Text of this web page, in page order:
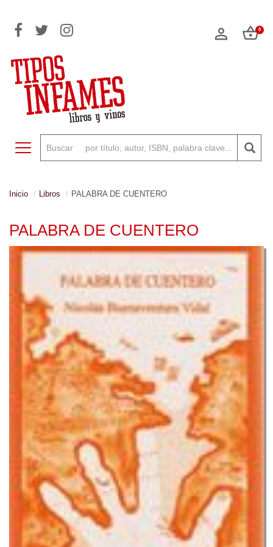
0
Toggle navigation
Inicio Libros PALABRA DE CUENTERO
PALABRA DE CUENTERO